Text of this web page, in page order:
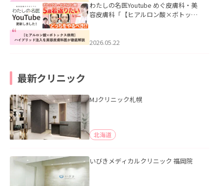
わたしの名医Youtube めぐ皮膚科・美
容皮膚科「【ヒアルロン酸×ボトック
た。
2026.05.22
最新クリニック
MJクリニック札幌
北海道
いびきメディカルクリニック 福岡院